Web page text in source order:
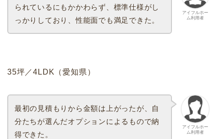
アイフルホー
ム利用者
られているにもかかわらず、標準仕様がし
っかりしており、性能面でも満足できた。
35坪／4LDK（愛知県）
アイフルホー
ム利用者
最初の見積もりから金額は上がったが、自
分たちが選んだオプションによるもので納
得できた。